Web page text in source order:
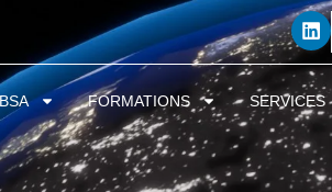
FORMATIONS SERVICES